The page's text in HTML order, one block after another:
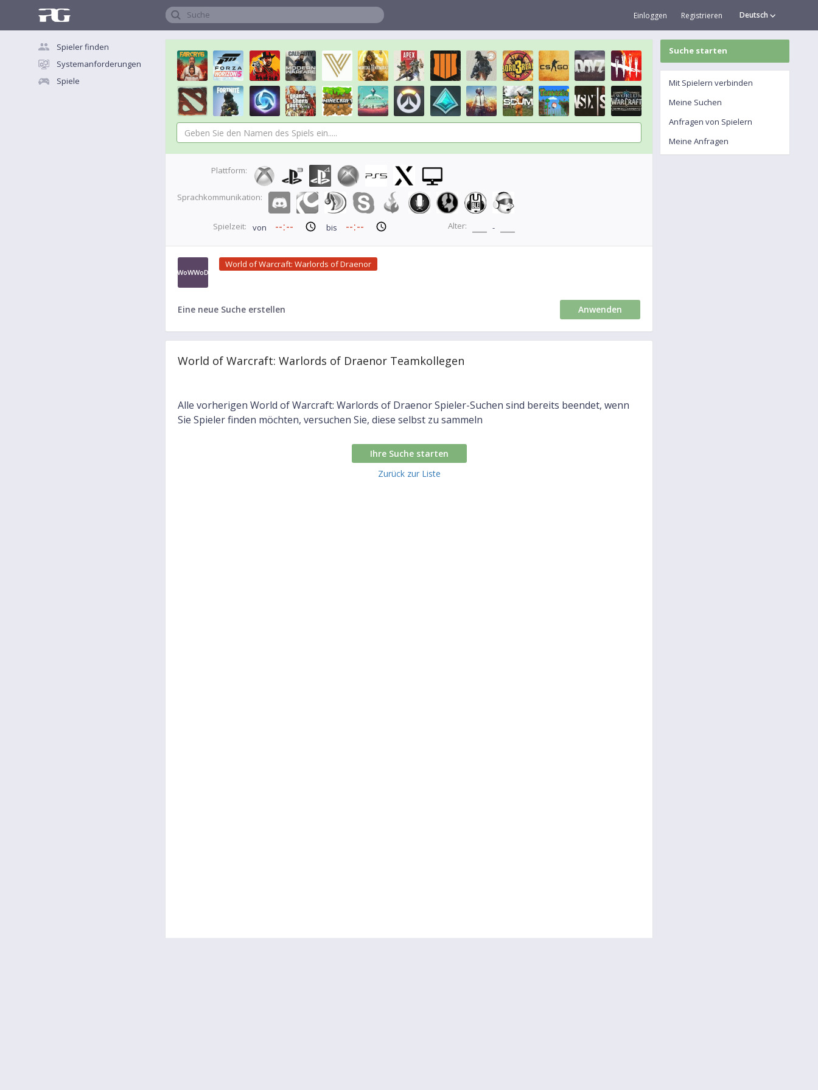
Suche Deutsch
Einloggen Registrieren
Spieler finden
Systemanforderungen
Spiele
Plattform:
Sprachkommunikation:
Spielzeit: von bis Alter: -
WoWWoD
World of Warcraft: Warlords of Draenor
Anwenden
Eine neue Suche erstellen
World of Warcraft: Warlords of Draenor Teamkollegen
Alle vorherigen World of Warcraft: Warlords of Draenor Spieler-Suchen sind bereits beendet, wenn
Sie Spieler finden möchten, versuchen Sie, diese selbst zu sammeln
Ihre Suche starten
Zurück zur Liste
Suche starten
Mit Spielern verbinden
Meine Suchen
Anfragen von Spielern
Meine Anfragen